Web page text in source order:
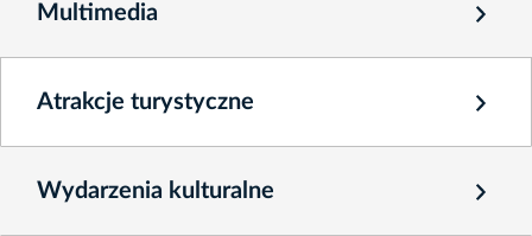
Multimedia
Atrakcje turystyczne
Wydarzenia kulturalne